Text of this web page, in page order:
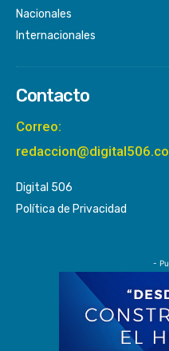
Nacionales
Internacionales
Contacto
Correo:
Digital 506
Política de Privacidad
-